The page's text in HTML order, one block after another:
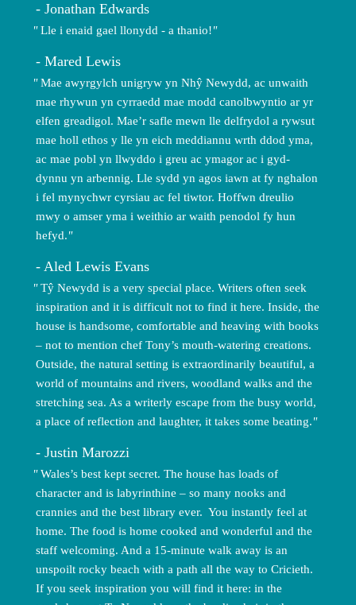
Jonathan Edwards
Lle i enaid gael llonydd - a thanio!
Mared Lewis
Mae awyrgylch unigryw yn Nhŷ Newydd, ac unwaith
mae rhywun yn cyrraedd mae modd canolbwyntio ar yr
elfen greadigol. Mae’r safle mewn lle delfrydol a rywsut
mae holl ethos y lle yn eich meddiannu wrth ddod yma,
ac mae pobl yn llwyddo i greu ac ymagor ac i gyd-
dynnu yn arbennig. Lle sydd yn agos iawn at fy nghalon
i fel mynychwr cyrsiau ac fel tiwtor. Hoffwn dreulio
mwy o amser yma i weithio ar waith penodol fy hun
hefyd.
Aled Lewis Evans
Tŷ Newydd is a very special place. Writers often seek
inspiration and it is difficult not to find it here. Inside, the
house is handsome, comfortable and heaving with books
– not to mention chef Tony’s mouth-watering creations.
Outside, the natural setting is extraordinarily beautiful, a
world of mountains and rivers, woodland walks and the
stretching sea. As a writerly escape from the busy world,
a place of reflection and laughter, it takes some beating.
Justin Marozzi
Wales’s best kept secret. The house has loads of
character and is labyrinthine – so many nooks and
crannies and the best library ever. You instantly feel at
home. The food is home cooked and wonderful and the
staff welcoming. And a 15-minute walk away is an
unspoilt rocky beach with a path all the way to Cricieth.
If you seek inspiration you will find it here: in the